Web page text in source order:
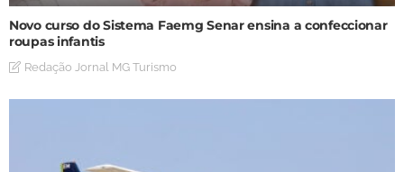
Novo curso do Sistema Faemg Senar ensina a confeccionar
roupas infantis
Redação Jornal MG Turismo